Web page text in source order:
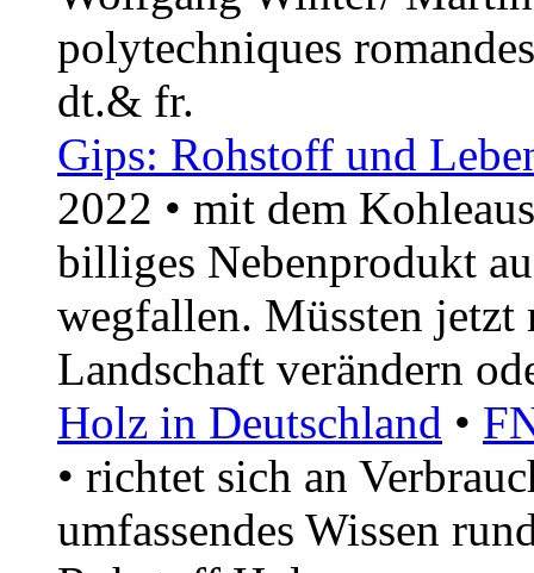
polytechniques
dt.& fr.
Gips: Rohstoff und
2022 • mit dem
billiges Nebenprodukt
wegfallen. Müssten jetzt
Landschaft verändern
Holz in Deutschland •
• richtet sich an
umfassendes Wissen